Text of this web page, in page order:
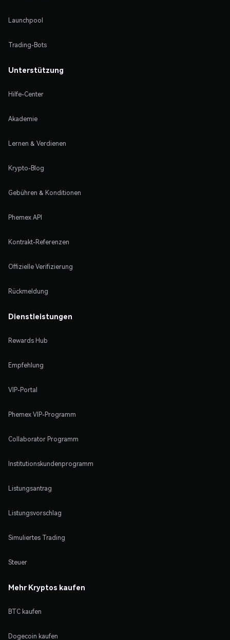
Launchpool
Trading-Bots
Unterstützung
Hilfe-Center
Akademie
Lernen & Verdienen
Krypto-Blog
Gebühren & Konditionen
Phemex API
Kontrakt-Referenzen
Offizielle Verifizierung
Rückmeldung
Dienstleistungen
Rewards Hub
Empfehlung
VIP-Portal
Phemex VIP-Programm
Collaborator Programm
Institutionskundenprogramm
Listungsantrag
Listungsvorschlag
Simuliertes Trading
Steuer
Mehr Kryptos kaufen
BTC kaufen
Dogecoin kaufen